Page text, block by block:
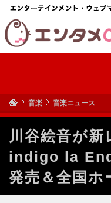
音楽 音楽ニュース
川谷絵音が新
indigo la
発売＆全国ホ